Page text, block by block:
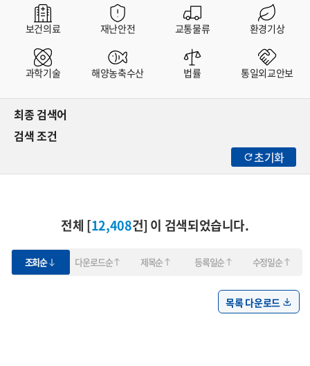
보건의료 재난안전 교통물류 환경기상
과학기술 해양농축수산 법률 통일외교안보
최종 검색어
검색 조건
초기화
전체 [12,408건] 이 검색되었습니다.
조회순 다운로드순 제목순 등록일순 수정일순
목록 다운로드